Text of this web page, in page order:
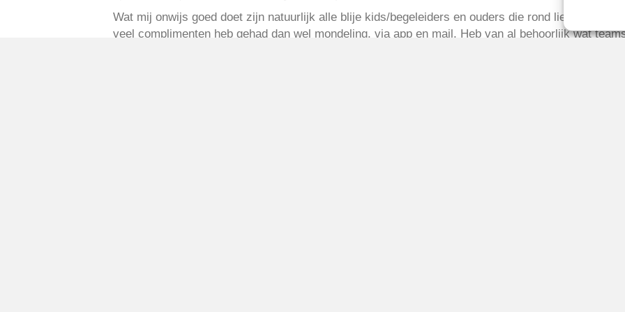
Wat mij onwijs goed doet zijn natuurlijk alle blije kids/begeleiders en ouders die rond liepen op
veel complimenten heb gehad dan wel mondeling, via app en mail. Heb van al behoorlijk wat